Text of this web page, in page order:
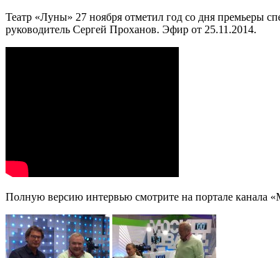
Театр «Луны» 27 ноября отметил год со дня премьеры
руководитель Сергей Проханов. Эфир от 25.11.2014.
Полную версию интервью смотрите на портале канала